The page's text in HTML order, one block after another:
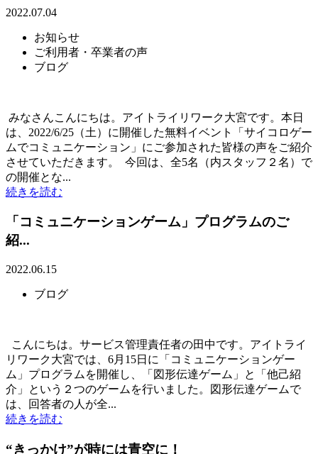
2022.07.04
お知らせ
ご利用者・卒業者の声
ブログ
みなさんこんにちは。アイトライリワーク大宮です。本日
は、2022/6/25（土）に開催した無料イベント「サイコロゲー
ムでコミュニケーション」にご参加された皆様の声をご紹介
させていただきます。 今回は、全5名（内スタッフ２名）で
の開催とな...
続きを読む
「コミュニケーションゲーム」プログラムのご
紹...
2022.06.15
ブログ
こんにちは。サービス管理責任者の田中です。アイトライ
リワーク大宮では、6月15日に「コミュニケーションゲー
ム」プログラムを開催し、「図形伝達ゲーム」と「他己紹
介」という２つのゲームを行いました。図形伝達ゲームで
は、回答者の人が全...
続きを読む
“きっかけ”が時には青空に！